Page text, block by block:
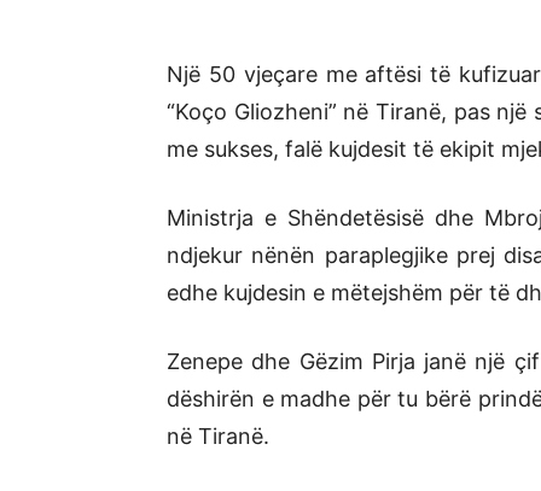
Një 50 vjeçare me aftësi të
“Koço Gliozheni” në Tiranë, pas
me sukses, falë kujdesit të ekipit
Ministrja e Shëndetësisë dhe
ndjekur nënën paraplegjike prej
edhe kujdesin e mëtejshëm për të
Zenepe dhe Gëzim Pirja janë një
dëshirën e madhe për tu bërë
në Tiranë.